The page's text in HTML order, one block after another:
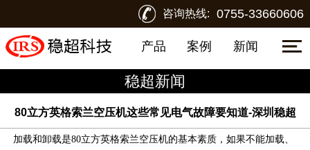
咨询热线: 0755-33660606
产品 案例 新闻
稳超新闻
80立方英格索兰空压机这些常见电气故障要知道-深圳稳超
加载和卸载是80立方英格索兰空压机的基本素质，如果不能加载、